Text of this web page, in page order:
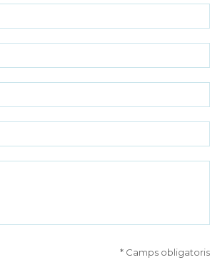
* Camps obligatoris